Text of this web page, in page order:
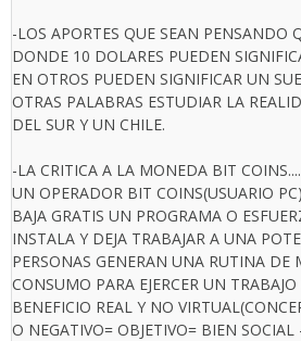
-LOS APORTES QUE SEAN PENSANDO
DONDE 10 DOLARES PUEDEN
EN OTROS PUEDEN SIGNIFICAR UN
OTRAS PALABRAS ESTUDIAR LA
DEL SUR Y UN CHILE.
-LA CRITICA A LA MONEDA BIT
UN OPERADOR BIT COINS(USUARIO
BAJA GRATIS UN PROGRAMA O
INSTALA Y DEJA TRABAJAR A UNA
PERSONAS GENERAN UNA RUTINA DE
CONSUMO PARA EJERCER UN
BENEFICIO REAL Y NO
O NEGATIVO= OBJETIVO= BIEN SOCIAL